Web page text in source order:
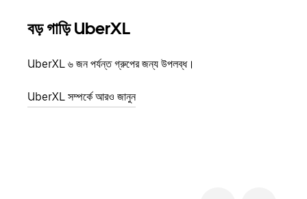
বড় গাড়ি UberXL
UberXL ৬ জন পর্যন্ত গ্রুপের জন্য উপলব্ধ।
UberXL সম্পর্কে আরও জানুন